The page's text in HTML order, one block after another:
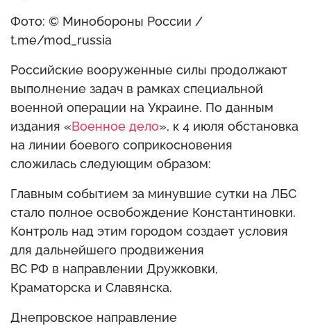
Фото: © Минобороны России /
t.me/mod_russia
Российские вооруженные силы продолжают
выполнение задач в рамках специальной
военной операции на Украине. По данным
издания «Военное дело», к 4 июля обстановка
на линии боевого соприкосновения
сложилась следующим образом:
Главным событием за минувшие сутки на ЛБС
стало полное освобождение Константиновки.
Контроль над этим городом создает условия
для дальнейшего продвижения
ВС РФ в направлении Дружковки,
Краматорска и Славянска.
Днепровское направление